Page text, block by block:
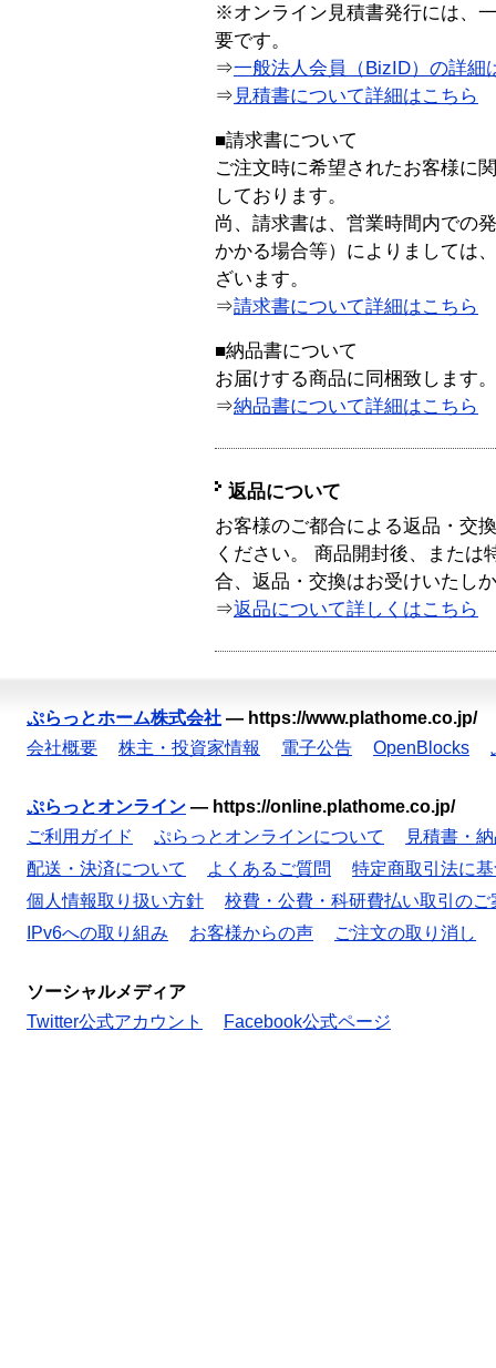
※オンライン見積書発行には、
要です。
⇒一般法人会員（BizID）の詳細
⇒ 見積書について詳細はこちら
■請求書について
ご注文時に希望されたお客様に
しております。
尚、請求書は、営業時間内での
かかる場合等）によりましては
ざいます。
⇒請求書について詳細はこちら
■納品書について
お届けする商品に同梱致します。
⇒納品書について詳細はこちら
返品について
お客様のご都合による返品・交
ください。 商品開封後、または
合、返品・交換はお受けいたし
⇒返品について詳しくはこちら
ぷらっとホーム株式会社 — https://www.plathome.co.jp/
会社概要
株主・投資家情報 電子公告 OpenBlocks
ぷらっとオンライン — https://online.plathome.co.jp/
ご利用ガイド
ぷらっとオンラインについて
見積書・
配送・決済について
よくあるご質問
特定商取引法に
個人情報取り扱い方針
校費・公費・科研費払い取引のご
IPv6への取り組み
お客様からの声 ご注文の取り消し
ソーシャルメディア
Twitter公式アカウント
Facebook公式ページ